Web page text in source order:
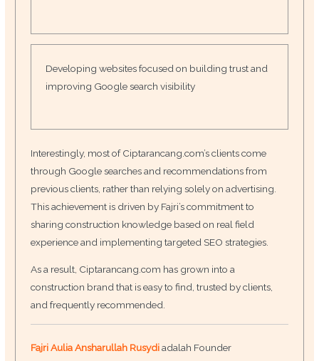
Developing websites focused on building trust and
improving Google search visibility
Interestingly, most of Ciptarancang.com’s clients come
through Google searches and recommendations from
previous clients, rather than relying solely on advertising.
This achievement is driven by Fajri’s commitment to
sharing construction knowledge based on real field
experience and implementing targeted SEO strategies.
As a result, Ciptarancang.com has grown into a
construction brand that is easy to find, trusted by clients,
and frequently recommended.
Fajri Aulia Ansharullah Rusydiadalah Founder